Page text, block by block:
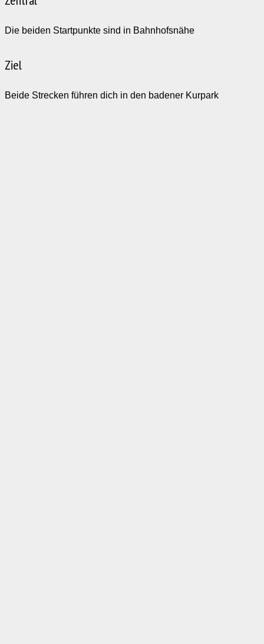
Die beiden Startpunkte sind in Bahnhofsnähe
Ziel
Beide Strecken führen dich in den badener Kurpark